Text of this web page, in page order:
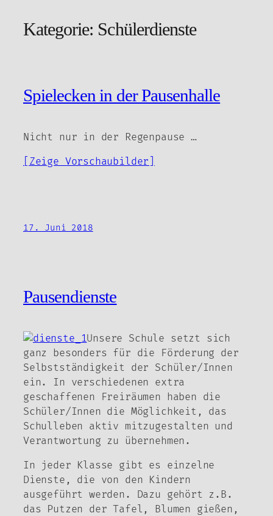
Kategorie: Schülerdienste
Spielecken in der Pausenhalle
Nicht nur in der Regenpause …
[Zeige Vorschaubilder]
17. Juni 2018
Pausendienste
Unsere Schule setzt sich
ganz besonders für die Förderung der
Selbstständigkeit der Schüler/Innen
ein. In verschiedenen extra
geschaffenen Freiräumen haben die
Schüler/Innen die Möglichkeit, das
Schulleben aktiv mitzugestalten und
Verantwortung zu übernehmen.
In jeder Klasse gibt es einzelne
Dienste, die von den Kindern
ausgeführt werden. Dazu gehört z.B.
das Putzen der Tafel, Blumen gießen,